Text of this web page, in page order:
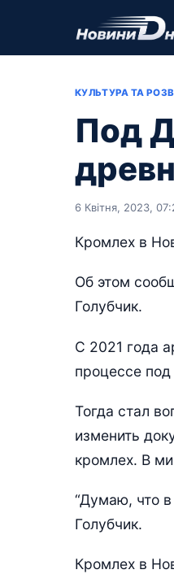
КУЛЬТУРА ТА
Под
6 Квітня, 2023,
Кромлех в
Об этом
Голубчик.
С 2021 года
процессе
Тогда стал
изменить
кромлех. В
“Думаю, что
Голубчик.
Кромлех в